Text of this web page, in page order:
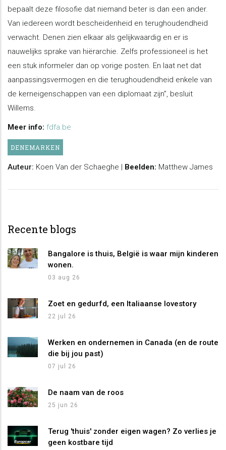
bepaalt deze filosofie dat niemand beter is dan een ander.
Van iedereen wordt bescheidenheid en terughoudendheid
verwacht. Denen zien elkaar als gelijkwaardig en er is
nauwelijks sprake van hiërarchie. Zelfs professioneel is het
een stuk informeler dan op vorige posten. En laat net dat
aanpassingsvermogen en die terughoudendheid enkele van
de kerneigenschappen van een diplomaat zijn”, besluit
Willems.
Meer info: fdfa.be
DENEMARKEN
Auteur: Koen Van der Schaeghe | Beelden: Matthew James
Recente blogs
Bangalore is thuis, België is waar mijn kinderen
wonen.
03 aug 26
Zoet en gedurfd, een Italiaanse lovestory
22 jul 26
Werken en ondernemen in Canada (en de route
die bij jou past)
07 jul 26
De naam van de roos
25 jun 26
Terug 'thuis' zonder eigen wagen? Zo verlies je
geen kostbare tijd